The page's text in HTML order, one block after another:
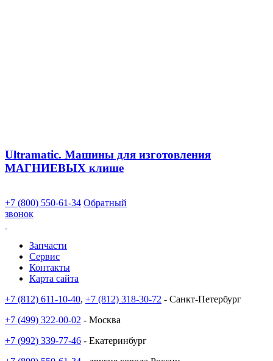
Ultramatic. Машины для изготовления
МАГНИЕВЫХ клише
+7 (800) 550-61-34 Обратный
звонок
Запчасти
Сервис
Контакты
Карта сайта
+7 (812) 611-10-40, +7 (812) 318-30-72 - Санкт-Петербург
+7 (499) 322-00-02 - Москва
+7 (992) 339-77-46 - Екатеринбург